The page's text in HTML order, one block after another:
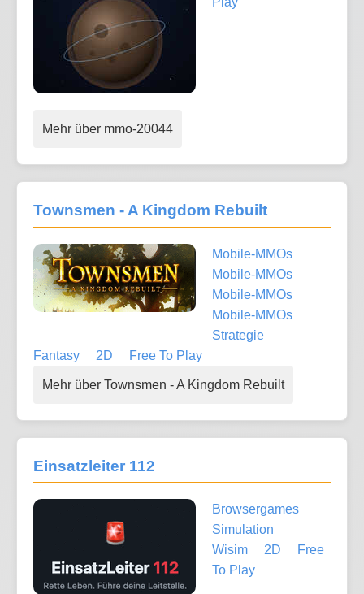
Mehr über mmo-20044
Townsmen - A Kingdom Rebuilt
Mobile-MMOs
Mobile-MMOs
Mobile-MMOs
Mobile-MMOs
Strategie
Fantasy
2D Free To Play
Mehr über Townsmen - A Kingdom Rebuilt
Einsatzleiter 112
Browsergames
Simulation
Wisim
2D
Free
To Play